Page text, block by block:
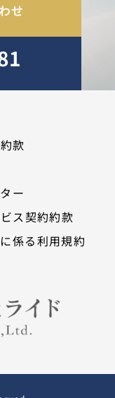
せ
款
ー
ス契約約款
係る利用規約